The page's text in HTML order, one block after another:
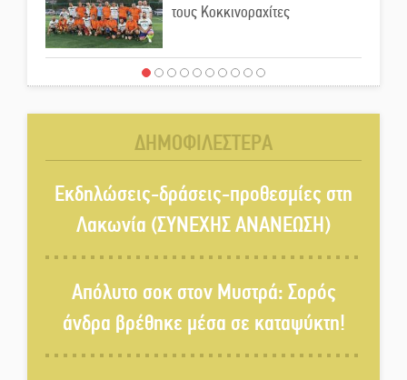
τους Κοκκινοραχίτες
Μάχης συνέχεια των 310 για τη
Ελλάδας Beach Soccer ο Π.
Μαρτσούκος
Η Έρη Ρίτσου σχολιάζει τα…
τραγελαφικά των «κληρονόμων»
ΔΗΜΟΦΙΛΕΣΤΕΡΑ
Εκδηλώσεις-δράσεις-προθεσμίες στη
Λακωνία (ΣΥΝΕΧΗΣ ΑΝΑΝΕΩΣΗ)
Απόλυτο σοκ στον Μυστρά: Σορός
άνδρα βρέθηκε μέσα σε καταψύκτη!